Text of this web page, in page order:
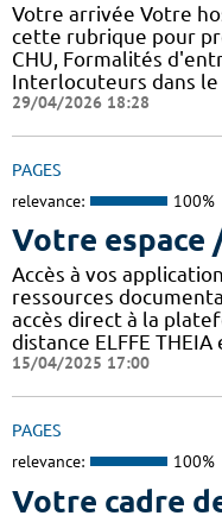
Votre arrivée Votre
cette rubrique pour
CHU, Formalités
Interlocuteurs dans
29/04/2026 18:28
PAGES
relevance: 100%
Votre espace
Accès à vos
ressources
accès direct à la
distance ELFFE
15/04/2025 17:00
PAGES
relevance: 100%
Votre cadre